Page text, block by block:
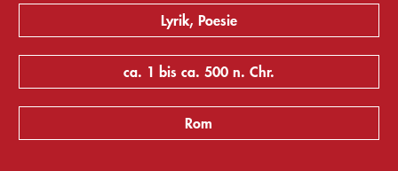
Lyrik, Poesie
ca. 1 bis ca. 500 n. Chr.
Rom